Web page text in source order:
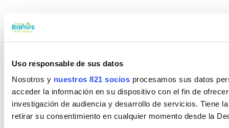
Uso responsable de sus datos
Nosotros y nuestros 821 socios procesamos sus datos
acceder la información en su dispositivo con el fin de
investigación de audiencia y desarrollo de servicios. Tiene
retirar su consentimiento en cualquier momento desde la